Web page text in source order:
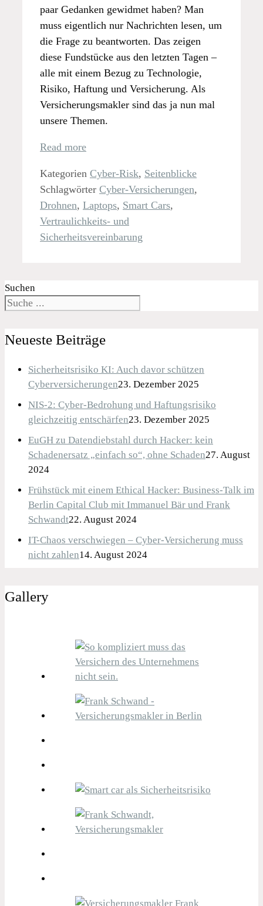
paar Gedanken gewidmet haben? Man
muss eigentlich nur Nachrichten lesen, um
die Frage zu beantworten. Das zeigen
diese Fundstücke aus den letzten Tagen –
alle mit einem Bezug zu Technologie,
Risiko, Haftung und Versicherung. Als
Versicherungsmakler sind das ja nun mal
unsere Themen.
Read more
Kategorien Cyber-Risk, Seitenblicke
Schlagwörter Cyber-Versicherungen,
Drohnen, Laptops, Smart Cars,
Vertraulichkeits- und
Sicherheitsvereinbarung
Suchen
Neueste Beiträge
Sicherheitsrisiko KI: Auch davor schützen
Cyberversicherungen23. Dezember 2025
NIS-2: Cyber-Bedrohung und Haftungsrisiko
gleichzeitig entschärfen23. Dezember 2025
EuGH zu Datendiebstahl durch Hacker: kein
Schadenersatz „einfach so“, ohne Schaden27. August
2024
Frühstück mit einem Ethical Hacker: Business-Talk im
Berlin Capital Club mit Immanuel Bär und Frank
Schwandt22. August 2024
IT-Chaos verschwiegen – Cyber-Versicherung muss
nicht zahlen14. August 2024
Gallery